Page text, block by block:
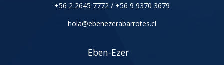
+56 2 2645 7772 / +56 9 9370 3679
hola@ebenezerabarrotes.cl
Eben-Ezer